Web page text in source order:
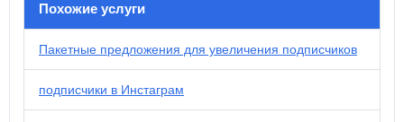
Похожие услуги
Пакетные предложения для увеличения подписчиков
подписчики в Инстаграм